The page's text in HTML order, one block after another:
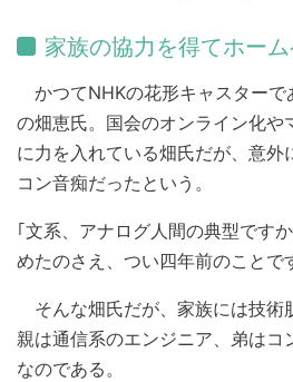
家族の協力を得てホー
かつてNHKの花形キャスターで
の畑恵氏。国会のオンライン化や
に力を入れている畑氏だが、意外
コン音痴だったという。
｢文系、アナログ人間の典型です
めたのさえ、つい四年前のことで
そんな畑氏だが、家族には技術
親は通信系のエンジニア、弟はコ
なのである。